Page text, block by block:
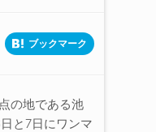
ブックマーク
の地である池
と7日にワンマ